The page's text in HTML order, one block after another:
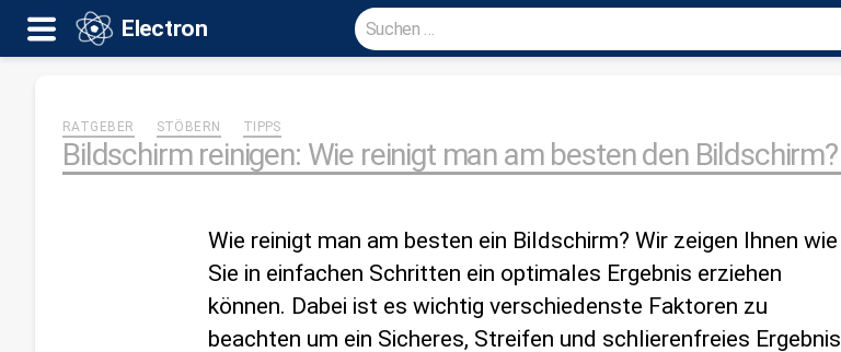
Electron
Electron
Suche
nach:
RATGEBER STÖBERN TIPPS
Bildschirm reinigen: Wie reinigt man am besten den Bildschirm?
Wie reinigt man am besten ein Bildschirm? Wir zeigen Ihnen wie
Sie in einfachen Schritten ein optimales Ergebnis erziehen
können. Dabei ist es wichtig verschiedenste Faktoren zu
beachten um ein Sicheres, Streifen und schlierenfreies Ergebnis